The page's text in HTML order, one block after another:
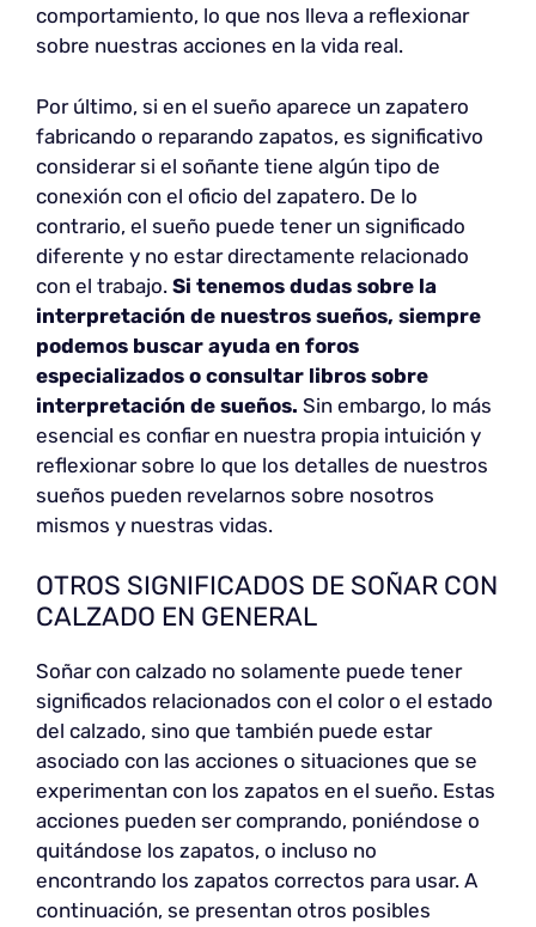
comportamiento, lo que nos lleva a reflexionar
sobre nuestras acciones en la vida real.
Por último, si en el sueño aparece un zapatero
fabricando o reparando zapatos, es significativo
considerar si el soñante tiene algún tipo de
conexión con el oficio del zapatero. De lo
contrario, el sueño puede tener un significado
diferente y no estar directamente relacionado
con el trabajo. Si tenemos dudas sobre la
interpretación de nuestros sueños, siempre
podemos buscar ayuda en foros
especializados o consultar libros sobre
interpretación de sueños. Sin embargo, lo más
esencial es confiar en nuestra propia intuición y
reflexionar sobre lo que los detalles de nuestros
sueños pueden revelarnos sobre nosotros
mismos y nuestras vidas.
OTROS SIGNIFICADOS DE SOÑAR CON
CALZADO EN GENERAL
Soñar con calzado no solamente puede tener
significados relacionados con el color o el estado
del calzado, sino que también puede estar
asociado con las acciones o situaciones que se
experimentan con los zapatos en el sueño. Estas
acciones pueden ser comprando, poniéndose o
quitándose los zapatos, o incluso no
encontrando los zapatos correctos para usar. A
continuación, se presentan otros posibles